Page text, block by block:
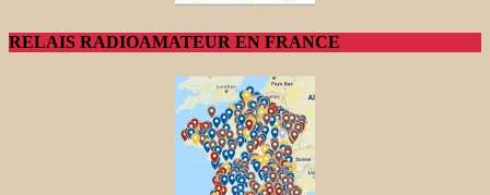
RELAIS RADIOAMATEUR EN FRANCE